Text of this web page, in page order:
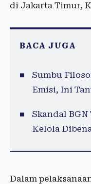
di Jakarta Timur,
BACA JUGA
Sumbu
Emisi, Ini
Skandal BGN
Kelola
Dalam